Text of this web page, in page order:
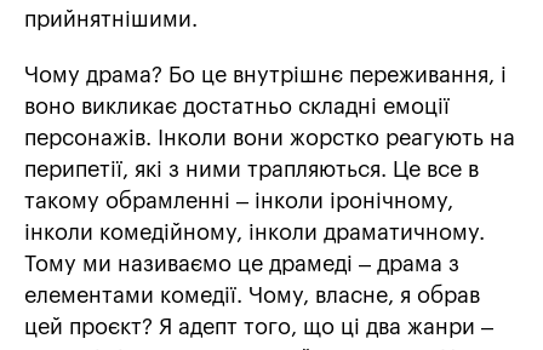
прийнятнішими.
Чому драма? Бо це внутрішнє переживання, і
воно викликає достатньо складні емоції
персонажів. Інколи вони жорстко реагують на
перипетії, які з ними трапляються. Це все в
такому обрамленні – інколи іронічному,
інколи комедійному, інколи драматичному.
Тому ми називаємо це драмеді – драма з
елементами комедії. Чому, власне, я обрав
цей проєкт? Я адепт того, що ці два жанри –